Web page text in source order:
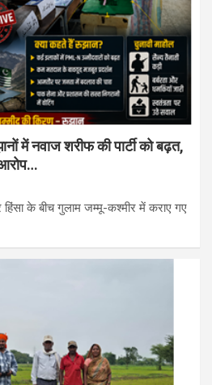
विद्यालय जगन्नाथपुर में मिशन वात्सल्य
कार्यक्रम का किया गया आयोजन…
में नवाज शरीफ की पार्टी को बढ़त,
हिंसा के बीच गुलाम जम्मू-कश्मीर में कराए गए